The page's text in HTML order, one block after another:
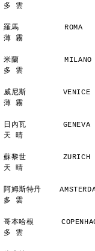
多 雲
羅馬
薄 霧
米蘭
多 雲
威尼斯
薄 霧
日內瓦
天 晴
蘇黎世
天 晴
阿姆斯特丹
多 雲
哥本哈根
多 雲